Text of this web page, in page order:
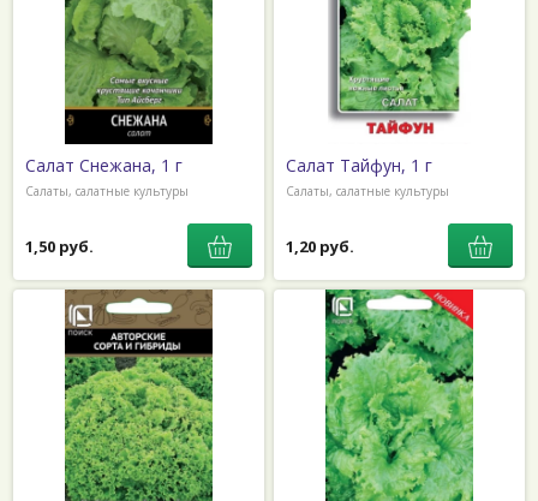
Салат Снежана, 1 г
Салаты, салатные культуры
1,50 руб.
Салат Тайфун, 1 г
Салаты, салатные культуры
1,20 руб.